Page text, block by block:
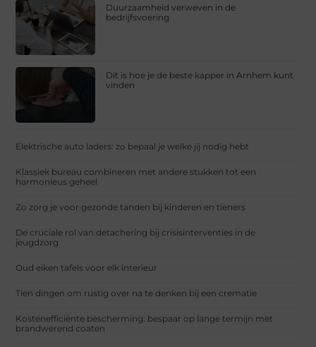
Duurzaamheid verweven in de
bedrijfsvoering
Dit is hoe je de beste kapper in Arnhem kunt
vinden
Elektrische auto laders: zo bepaal je welke jij nodig hebt
Klassiek bureau combineren met andere stukken tot een
harmonieus geheel
Zo zorg je voor gezonde tanden bij kinderen en tieners
De cruciale rol van detachering bij crisisinterventies in de
jeugdzorg
Oud eiken tafels voor elk interieur
Tien dingen om rustig over na te denken bij een crematie
Kostenefficiënte bescherming: bespaar op lange termijn met
brandwerend coaten